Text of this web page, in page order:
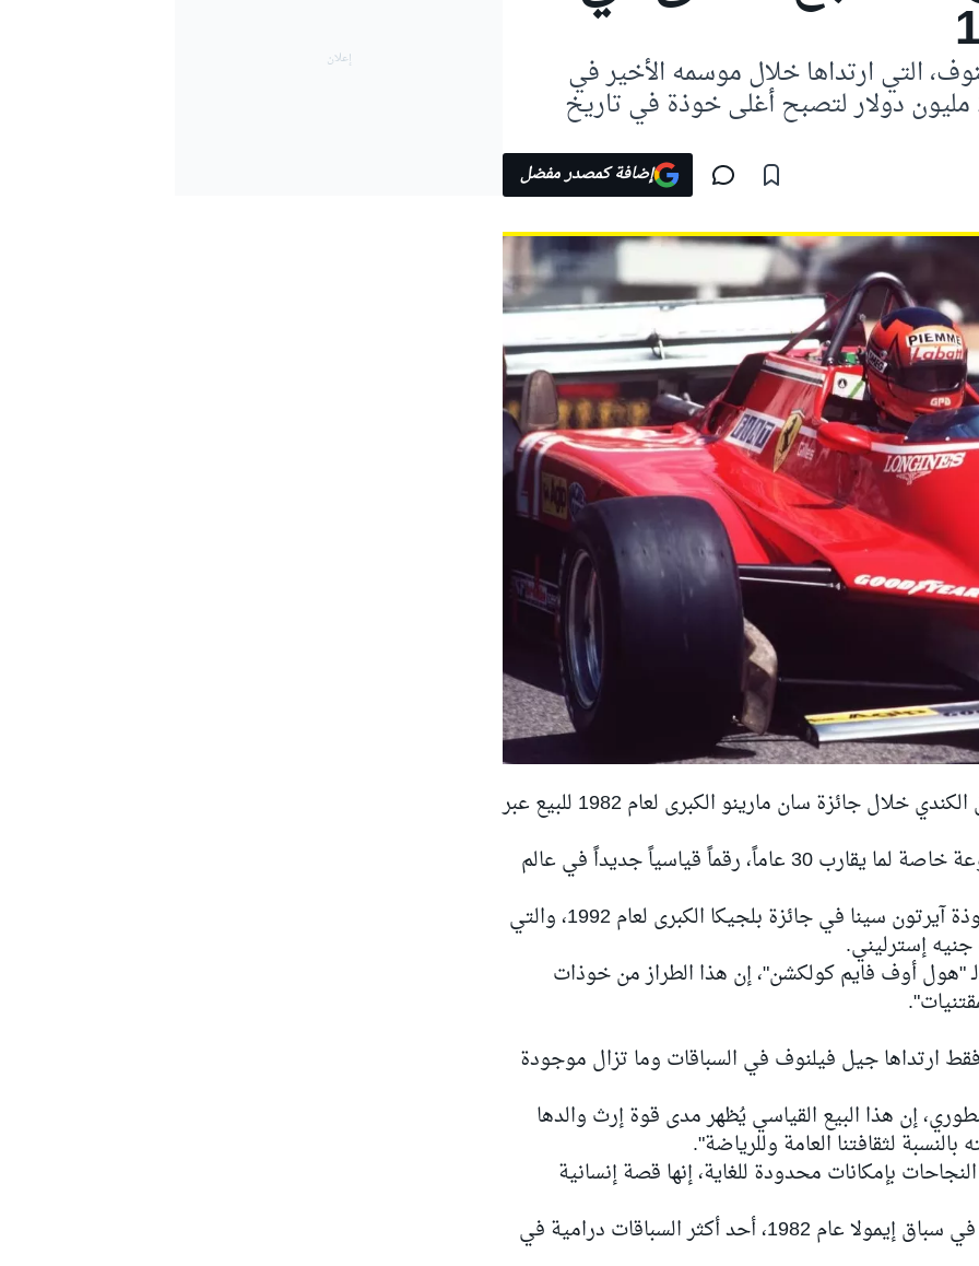
التي ارتداها خلال موسمه الأخير في
الفورمولا 1، في مزاد مقابل 1.25 مليون دولار لتصبح أغلى خوذة في تاريخ
إضافة كمصدر مفضل
تم عرض الخوذة التي استخدمها السائق الكندي خلال جائزة سان مارينو الكبرى لعام 1982 للبيع عبر
وحققت الخوذة، التي بقيت ضمن مجموعة خاصة لما يقارب 30 عاماً، رقماً قياسياً جديداً في عالم
وكان الرقم القياسي السابق يعود إلى خوذة آيرتون سينا في جائزة بلجيكا الكبرى لعام 1992، والتي
"هول أوف فايم كولكشن"، إن هذا الطراز من خوذات
ارتداها جيل فيلنوف في السباقات وما تزال موجودة
إن هذا البيع القياسي يُظهر مدى قوة إرث والدها
لثقافتنا العامة وللرياضة".
بإمكانات محدودة للغاية، إنها قصة إنسانية
وقد استُخدمت الخوذة المعروضة للبيع في سباق إيمولا عام 1982، أحد أكثر السباقات درامية في